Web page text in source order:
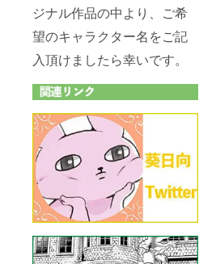
ジナル作品の中より、ご希
望のキャラクター名をご記
入頂けましたら幸いです。